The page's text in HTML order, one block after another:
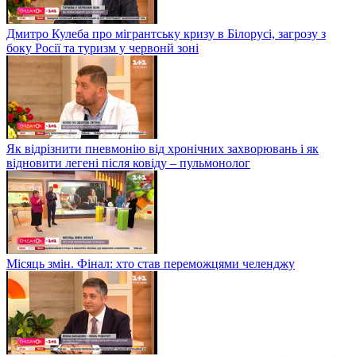
Дмитро Кулеба про мігрантську кризу в Білорусі, загрозу з
боку Росії та туризм у червонй зоні
Як відрізнити пневмонію від хронічних захворювань і як
відновити легені після ковіду – пульмонолог
Місяць змін. Фінал: хто став переможцями челенджу